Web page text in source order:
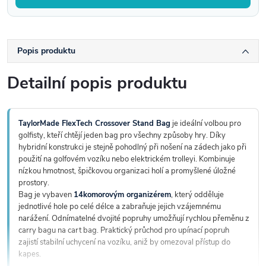
Popis produktu
Detailní popis produktu
TaylorMade FlexTech Crossover Stand Bag je ideální volbou pro
golfisty, kteří chtějí jeden bag pro všechny způsoby hry. Díky
hybridní konstrukci je stejně pohodlný při nošení na zádech jako při
použití na golfovém vozíku nebo elektrickém trolleyi. Kombinuje
nízkou hmotnost, špičkovou organizaci holí a promyšlené úložné
prostory.
Bag je vybaven 14komorovým organizérem, který odděluje
jednotlivé hole po celé délce a zabraňuje jejich vzájemnému
narážení. Odnímatelné dvojité popruhy umožňují rychlou přeměnu z
carry bagu na cart bag. Praktický průchod pro upínací popruh
zajistí stabilní uchycení na vozíku, aniž by omezoval přístup do
kapes.